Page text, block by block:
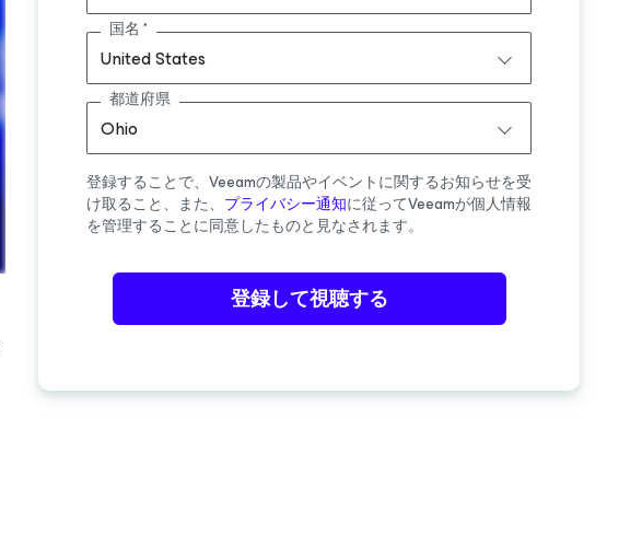
United States
国名
Ohio
都道府県
登録することで、Veeamの製品やイベントに関するお知らせを受
け取ること、また、 プライバシー通知に従ってVeeamが個人情報
を管理することに同意したものと見なされます。
登録して視聴する